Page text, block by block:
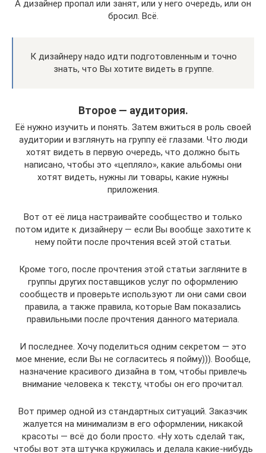
А дизайнер пропал или занят, или у него очередь, или он
бросил. Всё.
К дизайнеру надо идти подготовленным и точно
знать, что Вы хотите видеть в группе.
Второе — аудитория.
Её нужно изучить и понять. Затем вжиться в роль своей
аудитории и взглянуть на группу её глазами. Что люди
хотят видеть в первую очередь, что должно быть
написано, чтобы это «цепляло», какие альбомы они
хотят видеть, нужны ли товары, какие нужны
приложения.
Вот от её лица настраивайте сообщество и только
потом идите к дизайнеру — если Вы вообще захотите к
нему пойти после прочтения всей этой статьи.
Кроме того, после прочтения этой статьи загляните в
группы других поставщиков услуг по оформлению
сообществ и проверьте используют ли они сами свои
правила, а также правила, которые Вам показались
правильными после прочтения данного материала.
И последнее. Хочу поделиться одним секретом — это
мое мнение, если Вы не согласитесь я пойму))). Вообще,
назначение красивого дизайна в том, чтобы привлечь
внимание человека к тексту, чтобы он его прочитал.
Вот пример одной из стандартных ситуаций. Заказчик
жалуется на минимализм в его оформлении, никакой
красоты — всё до боли просто. «Ну хоть сделай так,
чтобы вот эта штучка кружилась и делала какие-нибудь